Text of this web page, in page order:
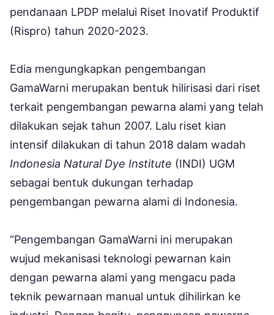
pendanaan LPDP melalui Riset Inovatif Produktif
(Rispro) tahun 2020-2023.
Edia mengungkapkan pengembangan
GamaWarni merupakan bentuk hilirisasi dari riset
terkait pengembangan pewarna alami yang telah
dilakukan sejak tahun 2007. Lalu riset kian
intensif dilakukan di tahun 2018 dalam wadah
Indonesia Natural Dye Institute (INDI) UGM
sebagai bentuk dukungan terhadap
pengembangan pewarna alami di Indonesia.
“Pengembangan GamaWarni ini merupakan
wujud mekanisasi teknologi pewarnan kain
dengan pewarna alami yang mengacu pada
teknik pewarnaan manual untuk dihilirkan ke